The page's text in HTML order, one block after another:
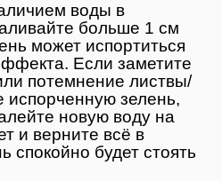
воды в
больше 1 см
может испортиться
Если заметите
потемнение листвы/
испорченную зелень,
новую воду на
и верните всё в
спокойно будет стоять